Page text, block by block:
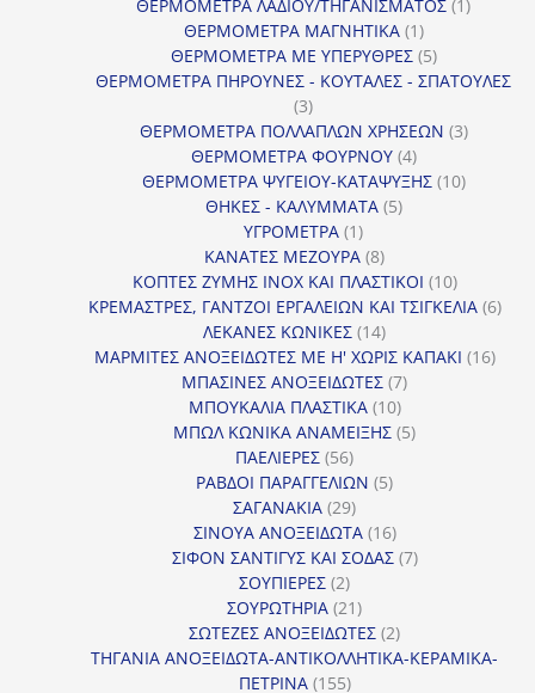
ΘΕΡΜΟΜΕΤΡΑ ΛΑΔΙΟΥ/ΤΗΓΑΝΙΣΜΑΤΟΣ 1
ΘΕΡΜΟΜΕΤΡΑ ΜΑΓΝΗΤΙΚΑ 11
προϊόν
ΘΕΡΜΟΜΕΤΡΑ ΜΕ ΥΠΕΡΥΘΡΕΣ 55
προϊόντα
ΘΕΡΜΟΜΕΤΡΑ ΠΗΡΟΥΝΕΣ - ΚΟΥΤΑΛΕΣ - ΣΠΑΤΟΥΛΕΣ
33
προϊόντα
ΘΕΡΜΟΜΕΤΡΑ ΠΟΛΛΑΠΛΩΝ ΧΡΗΣΕΩΝ 33
ΘΕΡΜΟΜΕΤΡΑ ΦΟΥΡΝΟΥ 44
προϊόντα
ΘΕΡΜΟΜΕΤΡΑ ΨΥΓΕΙΟΥ-ΚΑΤΑΨΥΞΗΣ 1010
ΘΗΚΕΣ - ΚΑΛΥΜΜΑΤΑ 55
ΥΓΡΟΜΕΤΡΑ 11
προϊόν
ΚΑΝΑΤΕΣ ΜΕΖΟΥΡΑ 88
προϊόντα
ΚΟΠΤΕΣ ΖΥΜΗΣ INOX ΚΑΙ ΠΛΑΣΤΙΚΟΙ 1010
προϊόντα
ΚΡΕΜΑΣΤΡΕΣ, ΓΑΝΤΖΟΙ ΕΡΓΑΛΕΙΩΝ ΚΑΙ ΤΣΙΓΚΕΛΙΑ 66
ΛΕΚΑΝΕΣ ΚΩΝΙΚΕΣ 1414
προϊόντα
ΜΑΡΜΙΤΕΣ ΑΝΟΞΕΙΔΩΤΕΣ ΜΕ Η' ΧΩΡΙΣ ΚΑΠΑΚΙ 1616
ΜΠΑΣΙΝΕΣ ΑΝΟΞΕΙΔΩΤΕΣ 77
ΜΠΟΥΚΑΛΙΑ ΠΛΑΣΤΙΚΑ 1010
προϊόντα
ΜΠΩΛ ΚΩΝΙΚΑ ΑΝΑΜΕΙΞΗΣ 55
ΠΑΕΛΙΕΡΕΣ 5656
προϊόντα
ΡΑΒΔΟΙ ΠΑΡΑΓΓΕΛΙΩΝ 55
ΣΑΓΑΝΑΚΙΑ 2929
προϊόντα
ΣΙΝΟΥΑ ΑΝΟΞΕΙΔΩΤΑ 1616
προϊόντα
ΣΙΦΟΝ ΣΑΝΤΙΓΥΣ ΚΑΙ ΣΟΔΑΣ 77
ΣΟΥΠΙΕΡΕΣ 22
προϊόντα
ΣΟΥΡΩΤΗΡΙΑ 2121
προϊόντα
ΣΩΤΕΖΕΣ ΑΝΟΞΕΙΔΩΤΕΣ 22
προϊόντα
ΤΗΓΑΝΙΑ ΑΝΟΞΕΙΔΩΤΑ-ΑΝΤΙΚΟΛΛΗΤΙΚΑ-ΚΕΡΑΜΙΚΑ-
ΠΕΤΡΙΝΑ 155155